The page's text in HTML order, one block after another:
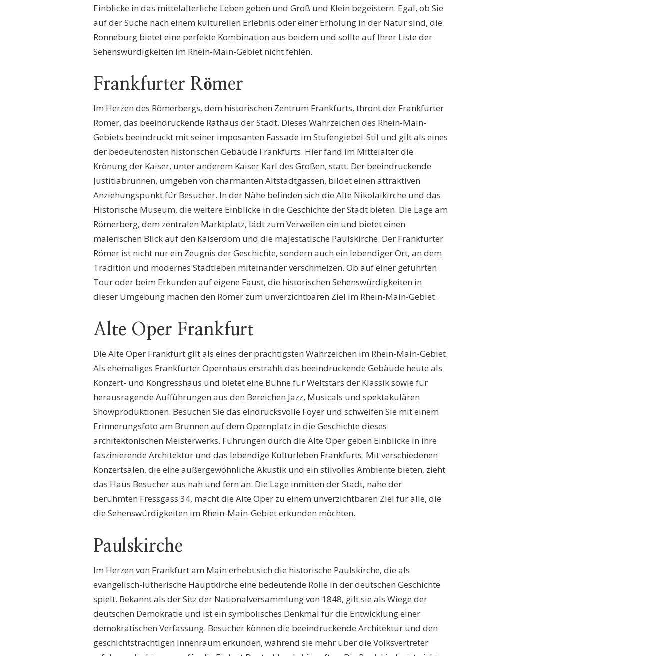
Einblicke in das mittelalterliche Leben geben und Groß und Klein begeistern. Egal, ob Sie
auf der Suche nach einem kulturellen Erlebnis oder einer Erholung in der Natur sind, die
Ronneburg bietet eine perfekte Kombination aus beidem und sollte auf Ihrer Liste der
Sehenswürdigkeiten im Rhein-Main-Gebiet nicht fehlen.
Frankfurter Römer
Im Herzen des Römerbergs, dem historischen Zentrum Frankfurts, thront der Frankfurter
Römer, das beeindruckende Rathaus der Stadt. Dieses Wahrzeichen des Rhein-Main-
Gebiets beeindruckt mit seiner imposanten Fassade im Stufengiebel-Stil und gilt als eines
der bedeutendsten historischen Gebäude Frankfurts. Hier fand im Mittelalter die
Krönung der Kaiser, unter anderem Kaiser Karl des Großen, statt. Der beeindruckende
Justitiabrunnen, umgeben von charmanten Altstadtgassen, bildet einen attraktiven
Anziehungspunkt für Besucher. In der Nähe befinden sich die Alte Nikolaikirche und das
Historische Museum, die weitere Einblicke in die Geschichte der Stadt bieten. Die Lage am
Römerberg, dem zentralen Marktplatz, lädt zum Verweilen ein und bietet einen
malerischen Blick auf den Kaiserdom und die majestätische Paulskirche. Der Frankfurter
Römer ist nicht nur ein Zeugnis der Geschichte, sondern auch ein lebendiger Ort, an dem
Tradition und modernes Stadtleben miteinander verschmelzen. Ob auf einer geführten
Tour oder beim Erkunden auf eigene Faust, die historischen Sehenswürdigkeiten in
dieser Umgebung machen den Römer zum unverzichtbaren Ziel im Rhein-Main-Gebiet.
Alte Oper Frankfurt
Die Alte Oper Frankfurt gilt als eines der prächtigsten Wahrzeichen im Rhein-Main-Gebiet.
Als ehemaliges Frankfurter Opernhaus erstrahlt das beeindruckende Gebäude heute als
Konzert- und Kongresshaus und bietet eine Bühne für Weltstars der Klassik sowie für
herausragende Aufführungen aus den Bereichen Jazz, Musicals und spektakulären
Showproduktionen. Besuchen Sie das eindrucksvolle Foyer und schweifen Sie mit einem
Erinnerungsfoto am Brunnen auf dem Opernplatz in die Geschichte dieses
architektonischen Meisterwerks. Führungen durch die Alte Oper geben Einblicke in ihre
faszinierende Architektur und das lebendige Kulturleben Frankfurts. Mit verschiedenen
Konzertsälen, die eine außergewöhnliche Akustik und ein stilvolles Ambiente bieten, zieht
das Haus Besucher aus nah und fern an. Die Lage inmitten der Stadt, nahe der
berühmten Fressgass 34, macht die Alte Oper zu einem unverzichtbaren Ziel für alle, die
die Sehenswürdigkeiten im Rhein-Main-Gebiet erkunden möchten.
Paulskirche
Im Herzen von Frankfurt am Main erhebt sich die historische Paulskirche, die als
evangelisch-lutherische Hauptkirche eine bedeutende Rolle in der deutschen Geschichte
spielt. Bekannt als der Sitz der Nationalversammlung von 1848, gilt sie als Wiege der
deutschen Demokratie und ist ein symbolisches Denkmal für die Entwicklung einer
demokratischen Verfassung. Besucher können die beeindruckende Architektur und den
geschichtsträchtigen Innenraum erkunden, während sie mehr über die Volksvertreter